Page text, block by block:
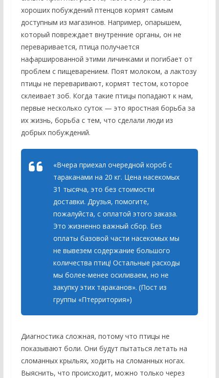
хороших побуждений птенцов кормят самым
доступным из магазинов. Например, опарышем,
который повреждает внутренние органы, он не
переваривается, птица получается
нафаршированной этими личинками и погибает от
проблем с пищеварением. Поят молоком, а лактозу
птицы не переваривают, кормят тестом, которое
склеивает зоб. Когда такие птицы попадают к нам,
первые несколько суток — это яростная борьба за
их жизнь, борьба с тем, что сделали люди из
добрых побуждений.
«Вчера приехал очередной короб с
тараканами на 20 кг. Цена насекомых
31 тысяча, это без стоимости
доставки. Друзья, помогите,
пожалуйста, с оплатой этого заказа.
Это жизненно важный сбор. Без
оплаты базовой части насекомых мы
не вывезем содержание большого
количества птиц! Остальные расходы
мы более-менее осиливаем, но не
закупку этих тараканов». (Пост из
группы «Птерритория»)
Диагностика сложная, потому что птицы не
показывают боли. Они будут пытаться летать на
сломанных крыльях, ходить на сломанных ногах.
Выяснить, что происходит, можно только через